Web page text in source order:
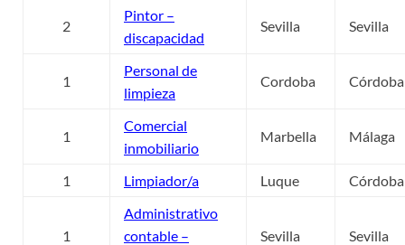
2
Pintor –
discapacidad
Sevilla Sevilla
1
Personal de
limpieza
Cordoba Córdoba
1
Comercial
inmobiliario
Marbella Málaga
1 Limpiador/a Luque Córdoba
1
Administrativo
contable –
Sevilla Sevilla